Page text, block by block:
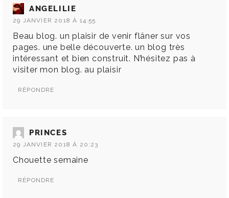
ANGELILIE
29 JANVIER 2018 À 14:55
Beau blog. un plaisir de venir flâner sur vos
pages. une belle découverte. un blog très
intéressant et bien construit. N’hésitez pas à
visiter mon blog. au plaisir
RÉPONDRE
PRINCES
29 JANVIER 2018 À 20:23
Chouette semaine
RÉPONDRE